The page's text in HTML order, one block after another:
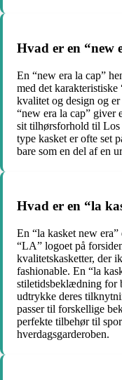
Hvad er en “new
En “new era la cap”
med det
kvalitet og design og
“new era la cap” giver
sit tilhørsforhold til Los
type kasket er ofte set
bare som en del af en
Hvad er en “la
En “la kasket new
“LA” logoet på
kvalitetskasketter, der
fashionable. En “la
stiletidsbeklædning for
udtrykke deres
passer til forskellige
perfekte tilbehør til
hverdagsgarderoben.